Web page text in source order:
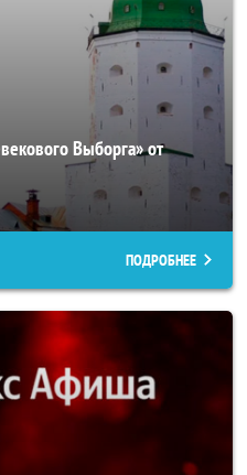
Выборга» от
ПОДРОБНЕЕ